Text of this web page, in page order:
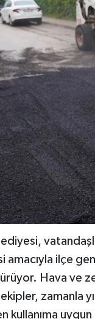
amacıyla ilçe
Hava ve
ekipler, zamanla
kullanıma